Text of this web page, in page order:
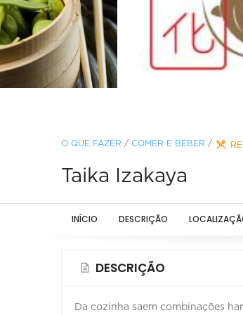
O QUE FAZER / COMER E BEBER /
Taika Izakaya
INÍCIO DESCRIÇÃO
DESCRIÇÃO
Da cozinha saem combinações